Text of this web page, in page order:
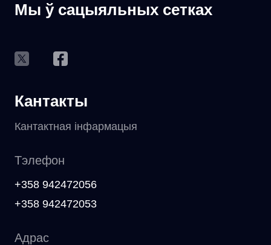
Мы ў сацыяльных сетках
Кантакты
Кантактная інфармацыя
Тэлефон
+358 942472056
+358 942472053
Адрас